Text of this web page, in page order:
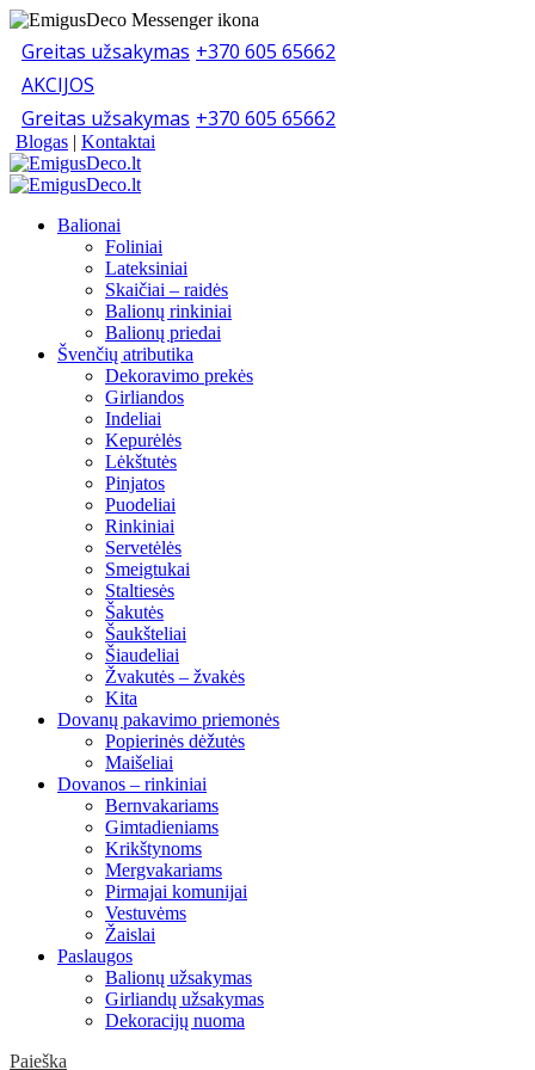
Greitas užsakymas +370 605 65662
AKCIJOS
Greitas užsakymas +370 605 65662
Blogas | Kontaktai
Balionai
Foliniai
Lateksiniai
Skaičiai – raidės
Balionų rinkiniai
Balionų priedai
Švenčių atributika
Dekoravimo prekės
Girliandos
Indeliai
Kepurėlės
Lėkštutės
Pinjatos
Puodeliai
Rinkiniai
Servetėlės
Smeigtukai
Staltiesės
Šakutės
Šaukšteliai
Šiaudeliai
Žvakutės – žvakės
Kita
Dovanų pakavimo priemonės
Popierinės dėžutės
Maišeliai
Dovanos – rinkiniai
Bernvakariams
Gimtadieniams
Krikštynoms
Mergvakariams
Pirmajai komunijai
Vestuvėms
Žaislai
Paslaugos
Balionų užsakymas
Girliandų užsakymas
Dekoracijų nuoma
Paieška